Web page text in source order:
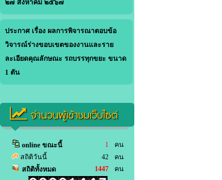
๒๗ สิงหาคม ๒๕๖๗
ประกาศ เรื่อง ผลการพิจารณาตอบข้อ
วิจารณ์ร่างขอบเขตของงานและราย
ละเอียดคุณลักษณะ รถบรรทุกขยะ ขนาด
1 ตัน
จำนวนผู้เข้าชมเว็บไซต์
online ขณะนี้ 1 คน
สถิติวันนี้
42 คน
สถิติทั้งหมด
1447 คน